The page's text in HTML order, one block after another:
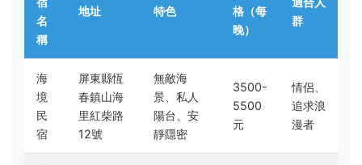
名
稱
地址 特色
格（每
晚）
群
海
境
民
宿
屏東縣恆
春鎮山海
里紅柴路
12號
無敵海
景、私人
陽台、安
靜隱密
3500-
5500
元
情侶、
追求浪
漫者